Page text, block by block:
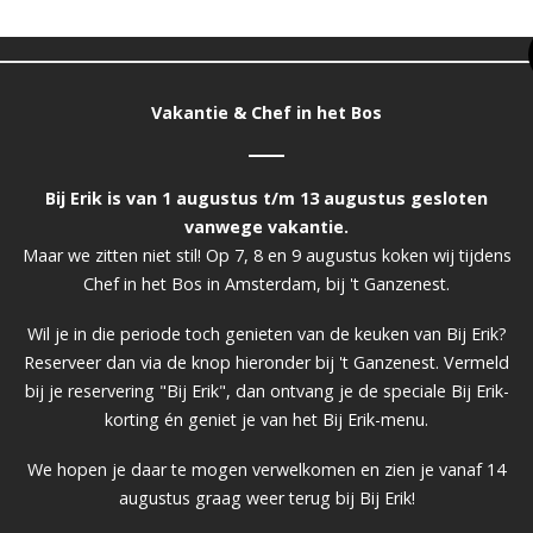
restaurant’ ervaart u de persoonlijke aandacht
menu een make-over gegeven! Er is een keuze uit
waar sommige klassiekers hun rentree
vele nieuwe gerechten te vinden zijn.
door het seizoen en de moderne gastronomie. Uiteraard
niet en daarbij kunt u zich nog steeds laten verassen met
chef voor een uitgebreide culinaire ervaring.
uitstekende prijs/kwaliteitverhouding, waarvoor wij dan
Michelin ‘Bib Gourmand-erkenning’ hebben.
welkom voor een goed glas wijn. Sinds onze verhuizing
uitgebreid en hebben een ruim assortiment van 350
wijnen per glas serveren! Dit kan als aperitief maar ook
vergezeld met onze uitgebreide biteskaart.
Vakantie & Chef in het Bos
Bij Erik is van 1 augustus t/m 13 augustus gesloten
vanwege vakantie.
Maar we zitten niet stil! Op 7, 8 en 9 augustus koken wij tijdens
Chef in het Bos in Amsterdam, bij 't Ganzenest.
Wil je in die periode toch genieten van de keuken van Bij Erik?
Reserveer dan via de knop hieronder bij 't Ganzenest. Vermeld
bij je reservering "Bij Erik", dan ontvang je de speciale Bij Erik-
korting én geniet je van het Bij Erik-menu.
We hopen je daar te mogen verwelkomen en zien je vanaf 14
augustus graag weer terug bij Bij Erik!